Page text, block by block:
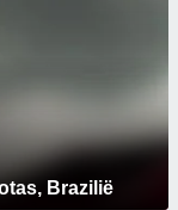
Brazilië